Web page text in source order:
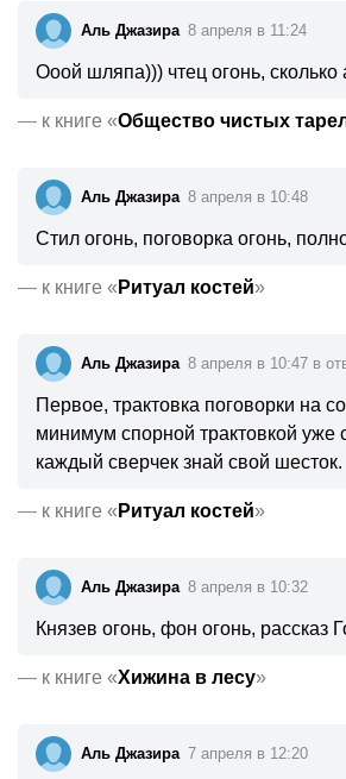
Аль Джазира 8 апреля в 11:24
Ооой шляпа))) чтец огонь, сколько
— к книге «Общество чистых
Аль Джазира 8 апреля в 10:48
Стил огонь, поговорка огонь,
— к книге « Ритуал костей»
Аль Джазира 8 апреля в 10:47 в
Первое, трактовка поговорки на
минимум спорной трактовкой уже
каждый сверчек знай свой шесток.
— к книге « Ритуал костей»
Аль Джазира 8 апреля в 10:32
Князев огонь, фон огонь, рассказ
— к книге «Хижина в лесу»
Аль Джазира 7 апреля в 12:20